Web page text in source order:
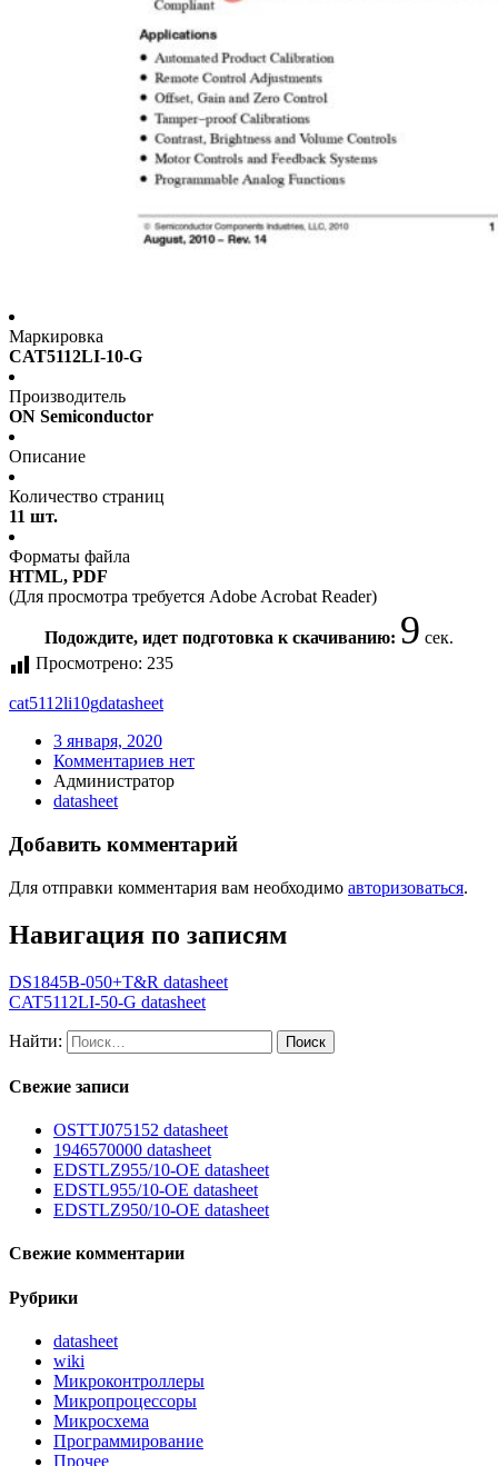
Маркировка
CAT5112LI-10-G
Производитель
ON Semiconductor
Описание
Количество страниц
11 шт.
Форматы файла
HTML, PDF
(Для просмотра требуется Adobe Acrobat Reader)
Подождите, идет подготовка к скачиванию: 9 сек.
Просмотрено: 235
cat5112li10gdatasheet
3 января, 2020
Комментариев нет
Администратор
datasheet
Добавить комментарий
Для отправки комментария вам необходимо авторизоваться.
Навигация по записям
DS1845B-050+T&R datasheet
CAT5112LI-50-G datasheet
Найти:
Свежие записи
OSTTJ075152 datasheet
1946570000 datasheet
EDSTLZ955/10-OE datasheet
EDSTL955/10-OE datasheet
EDSTLZ950/10-OE datasheet
Свежие комментарии
Рубрики
datasheet
wiki
Микроконтроллеры
Микропроцессоры
Микросхема
Программирование
Прочее